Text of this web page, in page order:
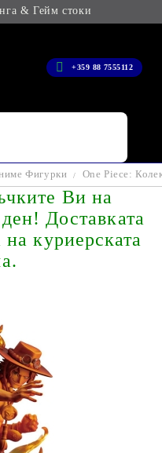
& Гейм стоки
+359 88 7555112
Фигурки One Piece:
Ви на
Доставката
на куриерската